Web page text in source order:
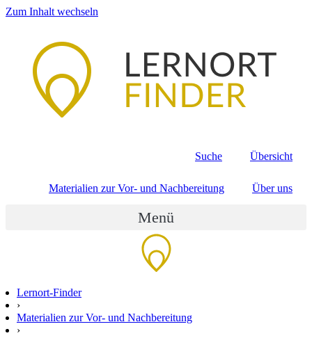
Zum Inhalt wechseln
Suche Übersicht
Materialien zur Vor- und Nachbereitung Über uns
Menü
Lernort-Finder
›
Materialien zur Vor- und Nachbereitung
›